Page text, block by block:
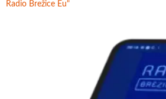
Radio Brežice Eu"